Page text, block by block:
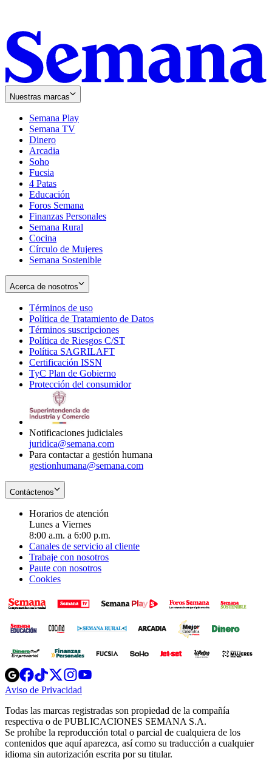
Nuestras marcas
Semana Play
Semana TV
Dinero
Arcadia
Soho
in
new
window
Fucsia
in
new
window
4 Patas
Educación
Foros Semana
Finanzas Personales
Semana Rural
Cocina
Círculo de Mujeres
Semana Sostenible
Acerca de nosotros
Términos de uso
in
new
window
Política de Tratamiento de Datos
Términos suscripciones
in
Política de Riesgos C/ST
Política SAGRILAFT
new
window
Certificación ISSN
in
new
TyC Plan de Gobierno
in
Protección del consumidorOpens
Notificaciones judiciales
juridica@semana.com
Para contactar a gestión humana
gestionhumana@semana.com
Contáctenos
Horarios de atención
Lunes a Viernes
8:00 a.m. a 6:00 p.m.
Canales de servicio al cliente
Trabaje con nosotros
Paute con nosotros
Cookies
Opens
in
new
Opens
in
new
Opens
in
new
window
Opens
new
windowwindow
Aviso de Privacidad
new
window
Todas las marcas registradas son propiedad de la compañía
respectiva o de PUBLICACIONES SEMANA S.A.
Se prohíbe la reproducción total o parcial de cualquiera de los
contenidos que aquí aparezca, así como su traducción a cualquier
idioma sin autorización escrita por su titular.